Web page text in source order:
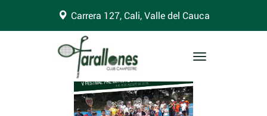
Carrera 127, Cali, Valle del Cauca
Toggle
: Trying to access array offset on false in
clubfara/public_html/wp-content/themes/clubfarallones/